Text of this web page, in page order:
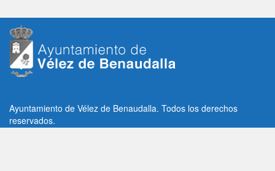
Ayuntamiento de Vélez de Benaudalla. Todos los derechos
reservados.